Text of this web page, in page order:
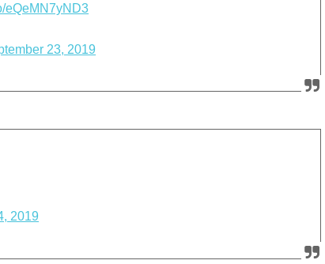
eQeMN7yND3
23, 2019
2019